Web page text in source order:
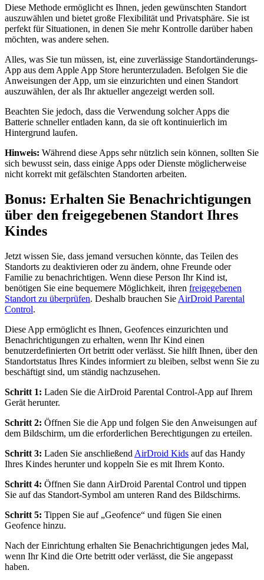
Diese Methode ermöglicht es Ihnen, jeden gewünschten Standort
auszuwählen und bietet große Flexibilität und Privatsphäre. Sie ist
perfekt für Situationen, in denen Sie mehr Kontrolle darüber haben
möchten, was andere sehen.
Alles, was Sie tun müssen, ist, eine zuverlässige Standortänderungs-
App aus dem Apple App Store herunterzuladen. Befolgen Sie die
Anweisungen der App, um sie einzurichten und einen Standort
auszuwählen, der als Ihr aktueller angezeigt werden soll.
Beachten Sie jedoch, dass die Verwendung solcher Apps die
Batterie schneller entladen kann, da sie oft kontinuierlich im
Hintergrund laufen.
Hinweis: Während diese Apps sehr nützlich sein können, sollten Sie
sich bewusst sein, dass einige Apps oder Dienste möglicherweise
nicht korrekt mit gefälschten Standorten arbeiten.
Bonus: Erhalten Sie Benachrichtigungen
über den freigegebenen Standort Ihres
Kindes
Jetzt wissen Sie, dass jemand versuchen könnte, das Teilen des
Standorts zu deaktivieren oder zu ändern, ohne Freunde oder
Familie zu benachrichtigen. Wenn diese Person Ihr Kind ist,
benötigen Sie eine bequemere Möglichkeit, ihren freigegebenen
Standort zu überprüfen. Deshalb brauchen Sie AirDroid Parental
Control.
Diese App ermöglicht es Ihnen, Geofences einzurichten und
Benachrichtigungen zu erhalten, wenn Ihr Kind einen
benutzerdefinierten Ort betritt oder verlässt. Sie hilft Ihnen, über den
Standortstatus Ihres Kindes informiert zu bleiben, selbst wenn Sie zu
beschäftigt sind, um ständig nachzusehen.
Schritt 1: Laden Sie die AirDroid Parental Control-App auf Ihrem
Gerät herunter.
Schritt 2: Öffnen Sie die App und folgen Sie den Anweisungen auf
dem Bildschirm, um die erforderlichen Berechtigungen zu erteilen.
Schritt 3: Laden Sie anschließend AirDroid Kids auf das Handy
Ihres Kindes herunter und koppeln Sie es mit Ihrem Konto.
Schritt 4: Öffnen Sie dann AirDroid Parental Control und tippen
Sie auf das Standort-Symbol am unteren Rand des Bildschirms.
Schritt 5: Tippen Sie auf „Geofence“ und fügen Sie einen
Geofence hinzu.
Nach der Einrichtung erhalten Sie Benachrichtigungen jedes Mal,
wenn Ihr Kind die Orte betritt oder verlässt, die Sie angepasst
haben.